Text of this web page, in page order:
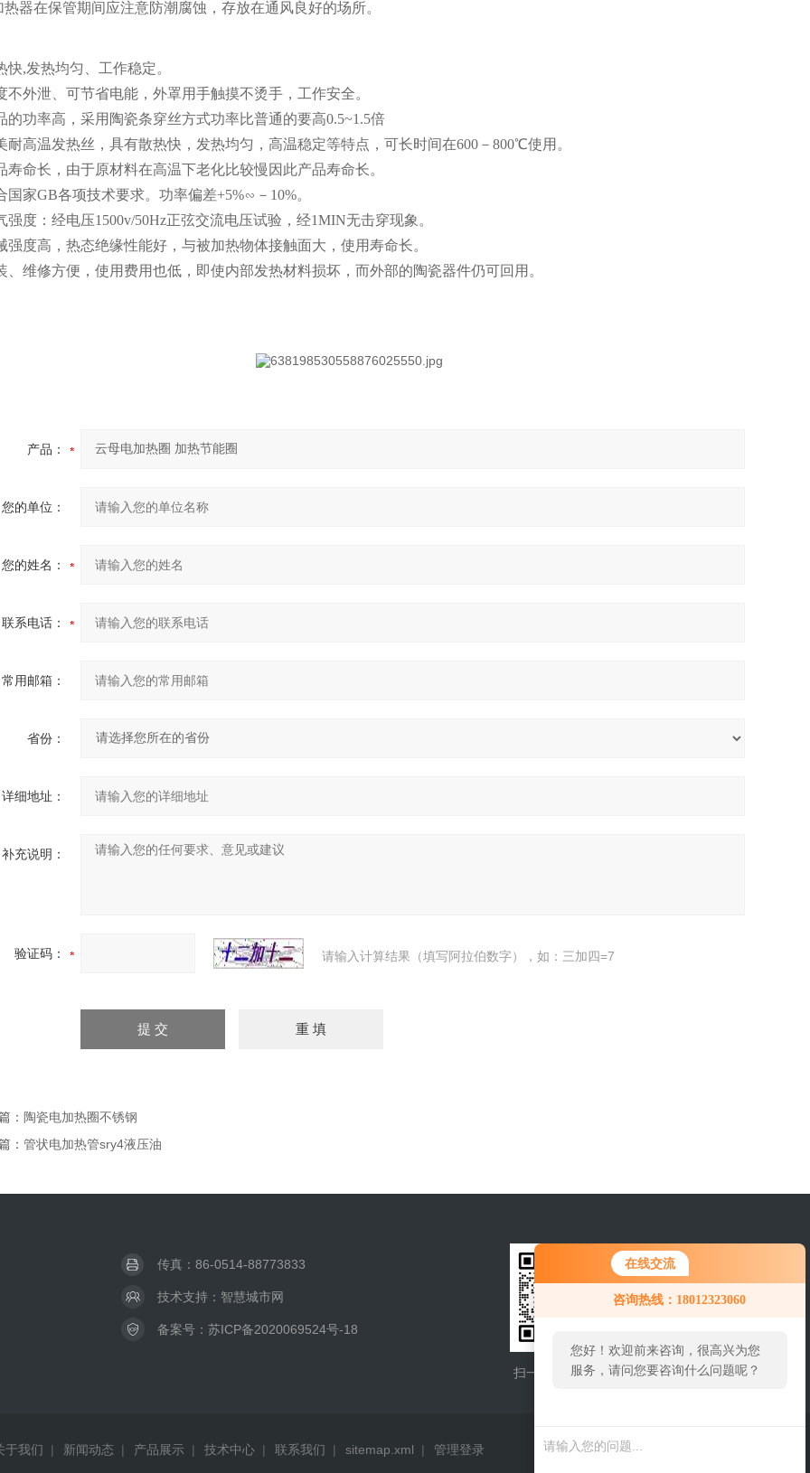
在线交流
咨询热线：18012323060
您好！欢迎前来咨询，很高兴为您
服务，请问您要咨询什么问题呢？
您好，看您停留很久了，是否找到
了需求产品，您可以直接在线与我
热器在保管期间应注意防潮腐蚀，存放在通风良好的场所。
快,发热均匀、工作稳定。
不外泄、可节省电能，外罩用手触摸不烫手，工作安全。
的功率高，采用陶瓷条穿丝方式功率比普通的要高0.5~1.5倍
耐高温发热丝，具有散热快，发热均匀，高温稳定等特点，可长时间在600－800℃使用。
寿命长，由于原材料在高温下老化比较慢因此产品寿命长。
国家GB各项技术要求。功率偏差+5%∽－10%。
强度：经电压1500v/50Hz正弦交流电压试验，经1MIN无击穿现象。
强度高，热态绝缘性能好，与被加热物体接触面大，使用寿命长。
、维修方便，使用费用也低，即使内部发热材料损坏，而外部的陶瓷器件仍可回用。
产品：
您的单位：
您的姓名：
联系电话：
常用邮箱：
省份：
详细地址：
补充说明：
验证码： 请输入计算结果（填写阿拉伯数字），如：三加四=7
： 陶瓷电加热圈不锈钢
： 管状电加热管sry4液压油
手机查看
扫一扫，添加微信
传真：86-0514-88773833
技术支持： 智慧城市网
备案号： 苏ICP备2020069524号-18
于我们 | 新闻动态 | 产品展示 | 技术中心 | 联系我们 | sitemap.xml | 管理登录